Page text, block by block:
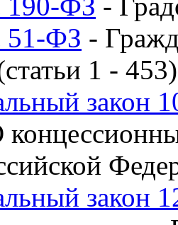
51-ФЗ -
1 - 453)
закон
закон